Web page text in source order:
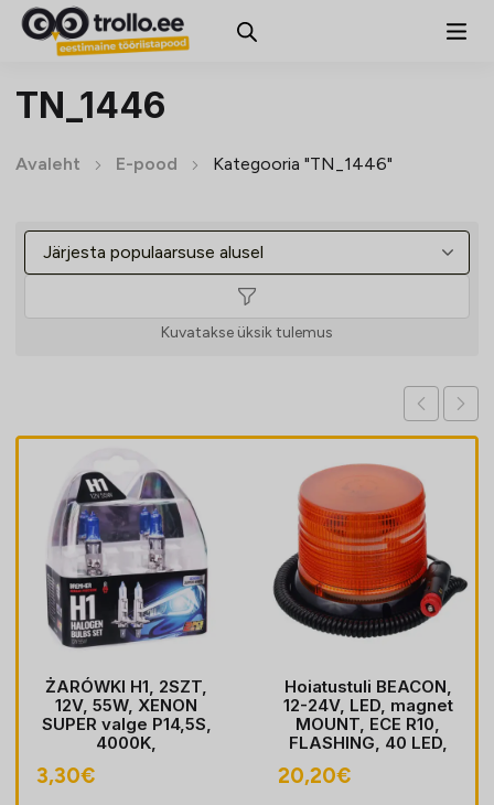
TN_1446
Avaleht E-pood Kategooria "TN_1446"
Kuvatakse üksik tulemus
ŻARÓWKI H1, 2SZT,
12V, 55W, XENON
SUPER valge P14,5S,
4000K,
3,30€
Hoiatustuli BEACON,
12-24V, LED, magnet
MOUNT, ECE R10,
FLASHING, 40 LED,
sobib LIGHTER pesa
20,20€